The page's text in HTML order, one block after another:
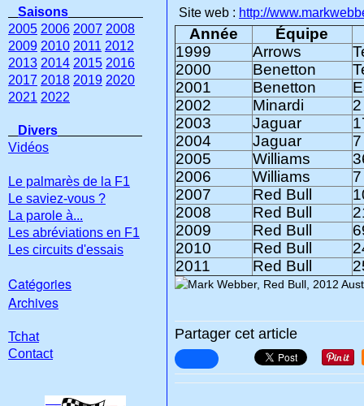
Site web : http://
Année
Équipe
1999
Arrows
2000
Benetton
2001
Benetton
2002
Minardi
2003
Jaguar
2004
Jaguar
2005
Williams
2006
Williams
2007
Red Bull
2008
Red Bull
2009
Red Bull
2010
Red Bull
2011
Red Bull
Partager cet article
Saisons
2005 2006 2007 2008
2009 2010 2011 2012
2013 2014 2015 2016
2017 2018 2019 2020
2021 2022
Divers
Vidéos
Le palmarès de la F1
Le saviez-vous ?
La parole à...
Les abréviations en F1
Les circuits d'essais
Catégories
Archives
Tchat
Contact